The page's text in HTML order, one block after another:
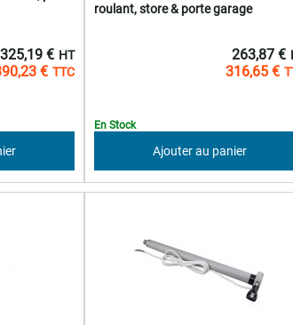
€
325,19 €
roulant, store & porte garage
316,65 €
263,87 €
En Stock
Ajouter au panier